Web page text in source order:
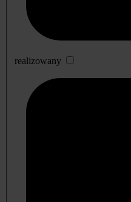
realizowany